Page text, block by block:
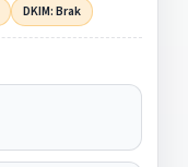
DKIM: Brak